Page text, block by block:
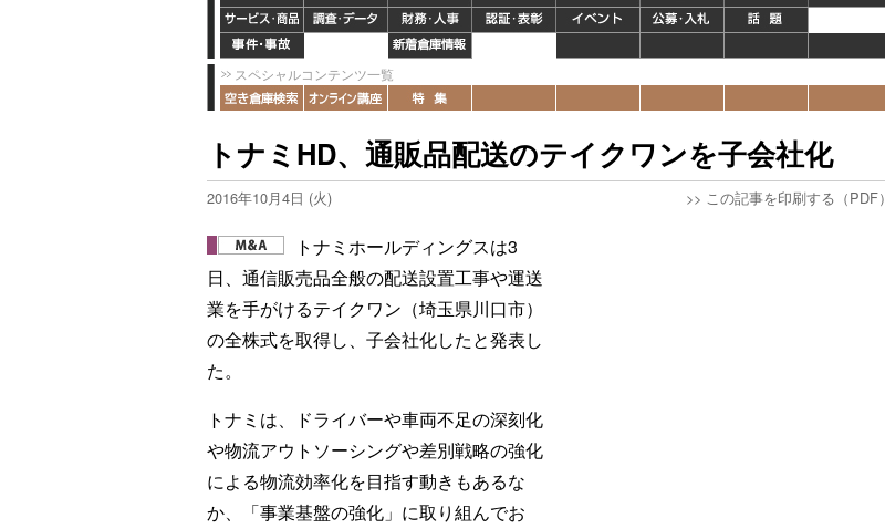
スペシャルコンテンツ一覧
トナミHD、通販品配送のテイクワンを子会社化
2016年10月4日 (火) >> この記事を印刷する（PDF）
トナミホールディングスは3
日、通信販売品全般の配送設置工事や運送
業を手がけるテイクワン（埼玉県川口市）
の全株式を取得し、子会社化したと発表し
た。
トナミは、ドライバーや車両不足の深刻化
や物流アウトソーシングや差別戦略の強化
による物流効率化を目指す動きもあるな
か、「事業基盤の強化」に取り組んでお